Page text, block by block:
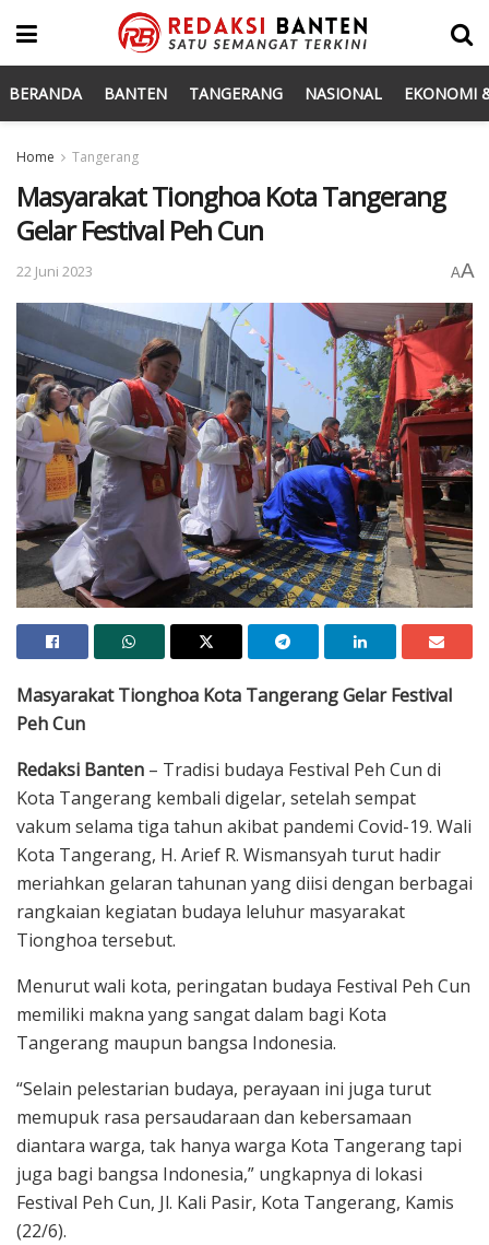
BERANDA BANTEN TANGERANG NASIONAL EKONOMI
Home Tangerang
Masyarakat Tionghoa Kota Tangerang
Gelar Festival Peh Cun
22 Juni 2023 AA
Masyarakat Tionghoa Kota Tangerang Gelar Festival
Peh Cun
Redaksi Banten – Tradisi budaya Festival Peh Cun di
Kota Tangerang kembali digelar, setelah sempat
vakum selama tiga tahun akibat pandemi Covid-19. Wali
Kota Tangerang, H. Arief R. Wismansyah turut hadir
meriahkan gelaran tahunan yang diisi dengan berbagai
rangkaian kegiatan budaya leluhur masyarakat
Tionghoa tersebut.
Menurut wali kota, peringatan budaya Festival Peh Cun
memiliki makna yang sangat dalam bagi Kota
Tangerang maupun bangsa Indonesia.
“Selain pelestarian budaya, perayaan ini juga turut
memupuk rasa persaudaraan dan kebersamaan
diantara warga, tak hanya warga Kota Tangerang tapi
juga bagi bangsa Indonesia,” ungkapnya di lokasi
Festival Peh Cun, Jl. Kali Pasir, Kota Tangerang, Kamis
(22/6).